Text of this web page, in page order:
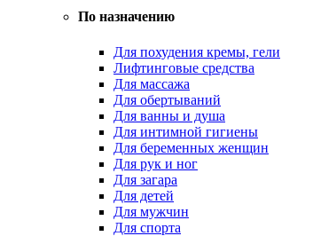
По назначению
Для похудения кремы, гели
Лифтинговые средства
Для массажа
Для обертываний
Для ванны и душа
Для интимной гигиены
Для беременных женщин
Для рук и ног
Для загара
Для детей
Для мужчин
Для спорта